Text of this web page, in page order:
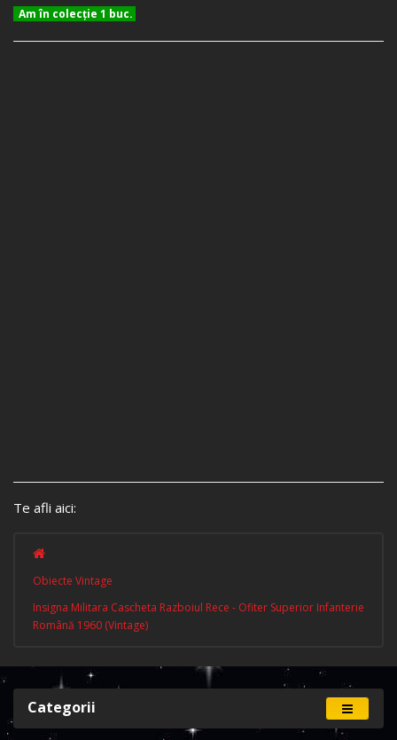
Am în colecţie 1 buc.
Te afli aici:
Obiecte Vintage
Insigna Militara Cascheta Razboiul Rece - Ofiter Superior Infanterie
Română 1960 (Vintage)
Categorii